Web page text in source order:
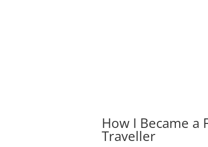
How I Became a
Traveller